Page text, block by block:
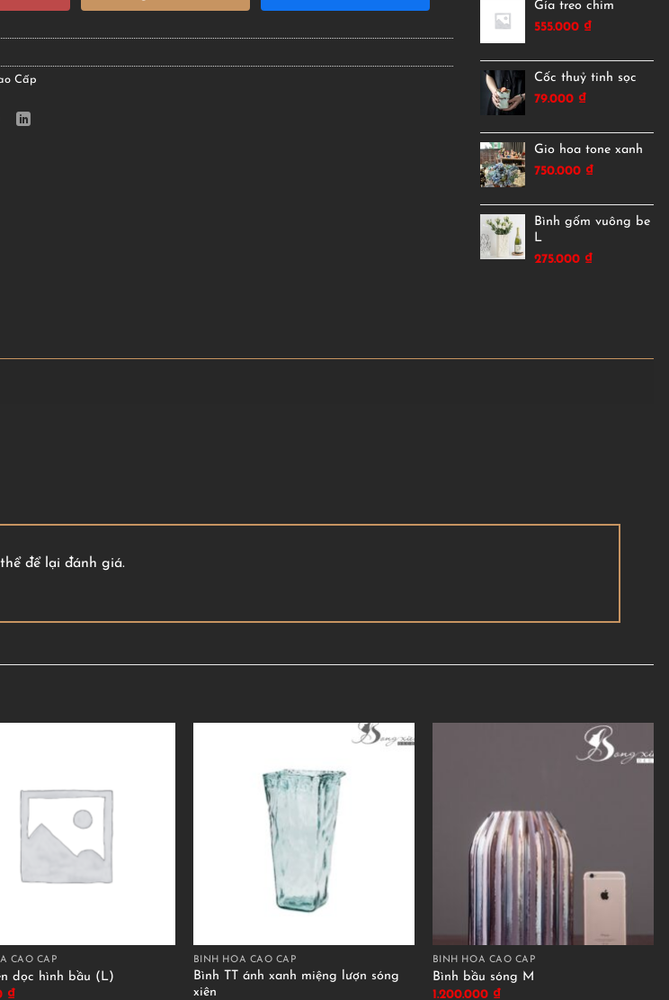
Cấp
Gía treo chim
555.000 ₫
Cốc thuỷ tinh sọc
79.000 ₫
Gio hoa tone xanh
750.000 ₫
Bình gốm vuông be
L
275.000 ₫
để lại đánh giá.
CAO CẤP
dọc hình bầu (L)
₫
BÌNH HOA CAO CẤP
Bình TT ánh xanh miệng lượn sóng
xiên
BÌNH HOA CAO CẤP
Bình bầu sóng M
1.200.000 ₫